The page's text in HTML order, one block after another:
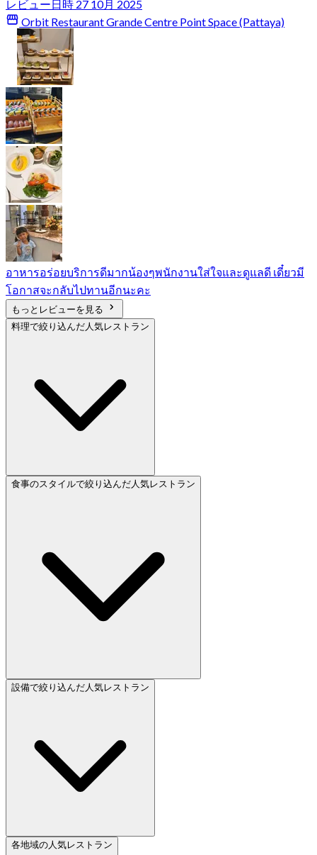
レビュー日時 27 10月 2025
Orbit Restaurant Grande Centre Point Space (Pattaya)
อาหารอร่อยบริการดีมากน้องๆพนักงานใส่ใจและดูแลดี เดี๋ยวมี
โอกาสจะกลับไปทานอีกนะคะ
もっとレビューを見る
料理で絞り込んだ人気レストラン
食事のスタイルで絞り込んだ人気レストラン
設備で絞り込んだ人気レストラン
各地域の人気レストラン